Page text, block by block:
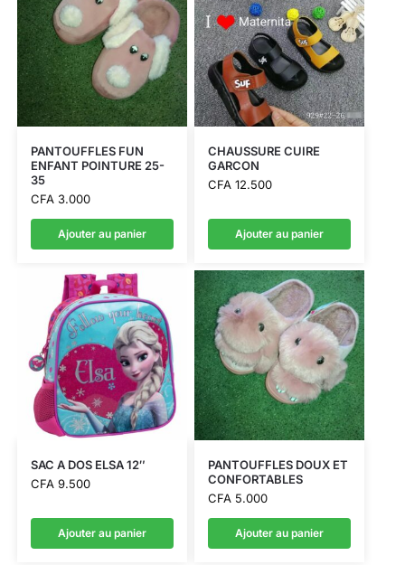
PANTOUFFLES FUN
ENFANT POINTURE 25-
35
CFA3.000
Ajouter au panier
CHAUSSURE CUIRE
GARCON
CFA12.500
Ajouter au panier
SAC A DOS ELSA 12″
CFA9.500
Ajouter au panier
PANTOUFFLES DOUX ET
CONFORTABLES
CFA5.000
Ajouter au panier